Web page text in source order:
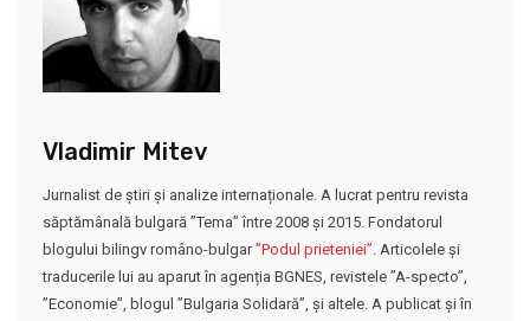
Vladimir Mitev
Jurnalist de știri și analize internaționale. A lucrat pentru revista
săptămânală bulgară ”Tema” între 2008 și 2015. Fondatorul
blogului bilingv româno-bulgar”Podul prieteniei”. Articolele și
traducerile lui au aparut în agenția BGNES, revistele ”A-specto”,
”Economie”, blogul ”Bulgaria Solidară”, și altele. A publicat şi în